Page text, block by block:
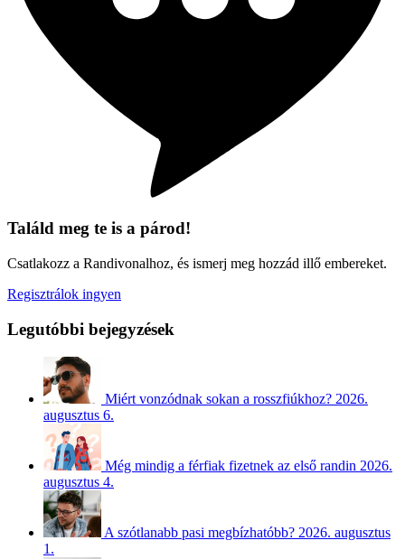
Találd meg te is a párod!
Csatlakozz a Randivonalhoz, és ismerj meg hozzád illő embereket.
Regisztrálok ingyen
Legutóbbi bejegyzések
Miért vonzódnak sokan a rosszfiúkhoz? 2026.
augusztus 6.
Még mindig a férfiak fizetnek az első randin 2026.
augusztus 4.
A szótlanabb pasi megbízhatóbb? 2026. augusztus
1.